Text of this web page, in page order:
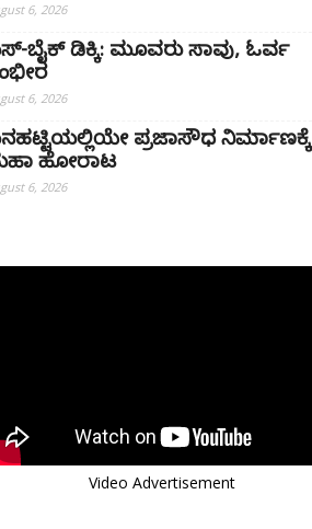
6, 2026
ಬೈಕ್ ಡಿಕ್ಕಿ: ಮೂವರು ಸಾವು, ಓರ್ವ
6, 2026
ಪ್ರಜಾಸೌಧ ನಿರ್ಮಾಣಕ್ಕೆ
ಹೋರಾಟ
6, 2026
Video Advertisement